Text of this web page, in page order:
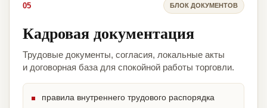
05 БЛОК ДОКУМЕНТОВ
Кадровая документация
Трудовые документы, согласия, локальные акты
и договорная база для спокойной работы торговли.
правила внутреннего трудового распорядка